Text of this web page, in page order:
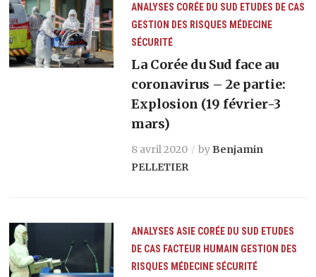
ANALYSES CORÉE DU SUD ETUDES DE CAS
GESTION DES RISQUES MÉDECINE
SÉCURITÉ
La Corée du Sud face au
coronavirus – 2e partie:
Explosion (19 février-3
mars)
8 avril 2020 by Benjamin
PELLETIER
ANALYSES ASIE CORÉE DU SUD ETUDES
DE CAS FACTEUR HUMAIN GESTION DES
RISQUES MÉDECINE SÉCURITÉ